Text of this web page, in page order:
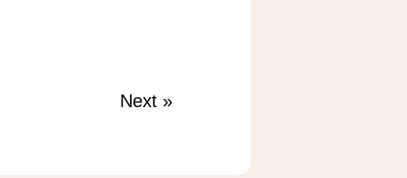
Next »